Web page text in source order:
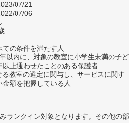
07/21
07/06
ての条件を満たす人
以内に、対象の教室に小学生未満の子ど
以上通わせたことのある保護者
る教室の選定に関与し、サービスに関す
金額を把握している人
ランクイン対象となります。その他の部